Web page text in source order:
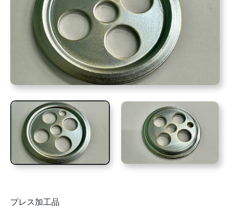
プレス加工品